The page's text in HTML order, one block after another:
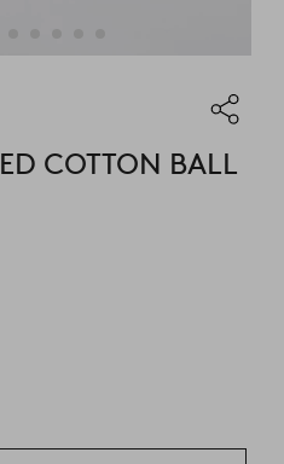
COTTON BALL